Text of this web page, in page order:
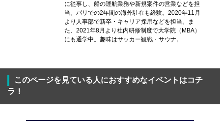
に従事し、船の運航業務や新規案件の営業などを担
当。パリでの2年間の海外駐在も経験。2020年11月
より人事部で新卒・キャリア採用などを担当。ま
た、2021年8月より社内研修制度で大学院（MBA）
にも通学中。趣味はサッカー観戦・サウナ。
このページを見ている人におすすめなイベントはコチ
ラ！